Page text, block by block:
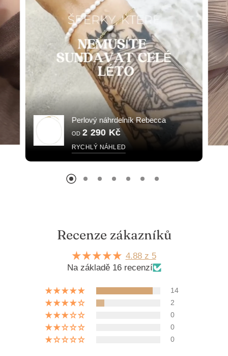
Perlový náhrdelník Rebecca
OD 2 290 Kč
RYCHLÝ NÁHLED
Recenze zákazníků
4.88 z 5
Na základě 16 recenzí
14
2
0
0
0